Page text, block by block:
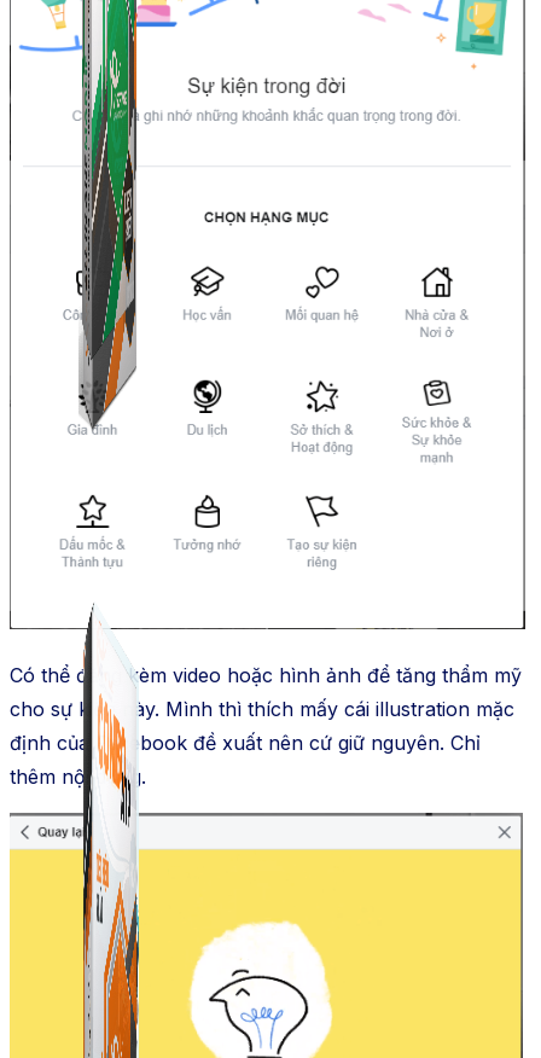
Combo ATP
Giải pháp Combo ATP là tổng hợp tất cả các sản phẩm
hỗ trợ KDOL.
Combo phần mềm mềm Marketing dành cho điện
thoại.
Có thể đăng kèm video hoặc hình ảnh để tăng thẩm mỹ
cho sự kiện này. Mình thì thích mấy cái illustration mặc
định của Facebook đề xuất nên cứ giữ nguyên. Chỉ
thêm nội dung.